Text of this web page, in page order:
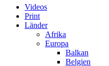
Videos
Print
Länder
Afrika
Europa
Balkan
Belgien